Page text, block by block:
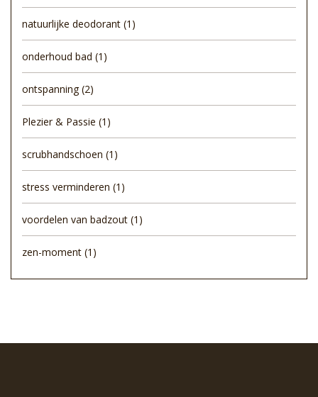
natuurlijke deodorant (1)
onderhoud bad (1)
ontspanning(2)
Plezier & Passie (1)
scrubhandschoen (1)
stress verminderen (1)
voordelen van badzout (1)
zen-moment (1)